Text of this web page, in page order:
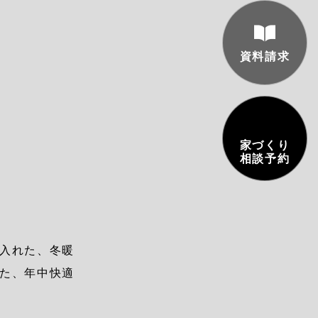
れた、冬暖
、年中快適
資料請求
家づくり
相談予約